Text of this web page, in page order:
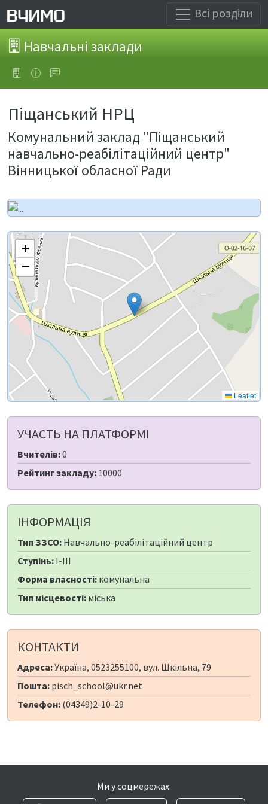
Всі розділи
Навчальні заклади
Піщанський НРЦ
Комунальний заклад "Піщанський
навчально-реабілітаційний центр"
Вінницької обласної Ради
+
−
Leaflet
УЧАСТЬ НА ПЛАТФОРМІ
Вчителів:0
Рейтинг закладу: 10000
ІНФОРМАЦІЯ
Тип ЗЗСО: Навчально-реабілітаційний центр
Ступінь: I-III
Форма власності: комунальна
Тип місцевості: міська
КОНТАКТИ
Адреса:Україна, 0523255100, вул. Шкільна, 79
Пошта: pisch_school@ukr.net
Телефон: (04349)2-10-29
Ми у соцмережах: